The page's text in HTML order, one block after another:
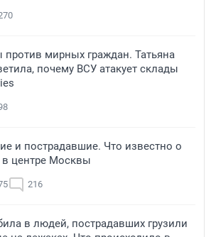
против мирных граждан. Татьяна
почему ВСУ атакует склады
и пострадавшие. Что известно о
центре Москвы
216
в людей, пострадавших грузили